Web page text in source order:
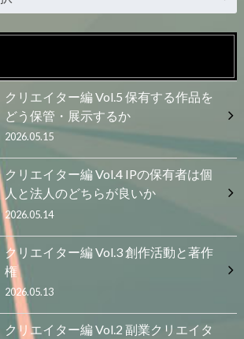
クリエイター編 Vol.5 保有する作品を
どう保管・展示するか
2026.05.15
クリエイター編 Vol.4 IPの保有者は個
人と法人のどちらが良いか
2026.05.14
クリエイター編 Vol.3 創作活動と著作
権
2026.05.13
クリエイター編 Vol.2 副業クリエイタ